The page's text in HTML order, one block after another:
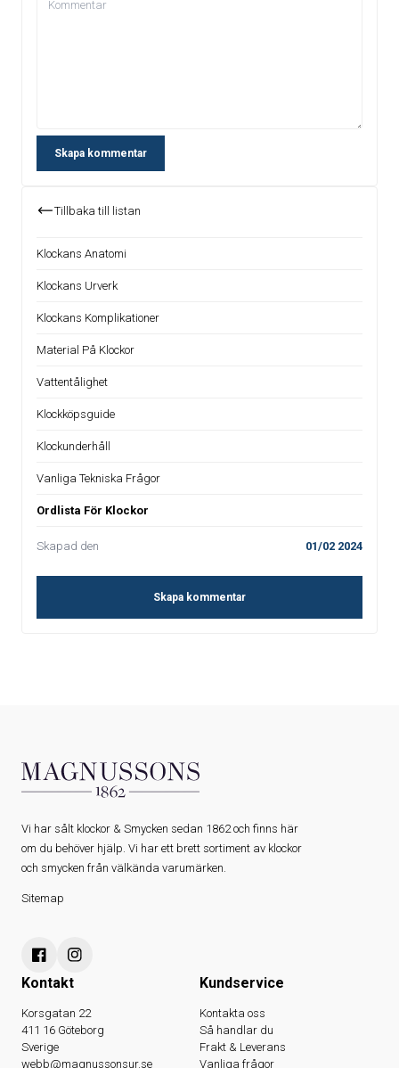
Skapa kommentar
Tillbaka till listan
Klockans Anatomi
Klockans Urverk
Klockans Komplikationer
Material På Klockor
Vattentålighet
Klockköpsguide
Klockunderhåll
Vanliga Tekniska Frågor
Ordlista För Klockor
Skapad den 01/02 2024
Skapa kommentar
Vi har sålt klockor & Smycken sedan 1862 och finns här
om du behöver hjälp. Vi har ett brett sortiment av klockor
och smycken från välkända varumärken.
Sitemap
Kontakt
Korsgatan 22
411 16 Göteborg
Sverige
webb@magnussonsur.se
Kundservice
Kontakta oss
Så handlar du
Frakt & Leverans
Vanliga frågor